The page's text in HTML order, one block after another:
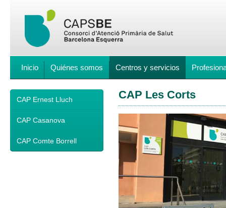
Inicio Quiénes somos Centros y servicios
CAP Ernest Lluch
CAP Casanova
CAP Comte Borrell
CAP Les Corts